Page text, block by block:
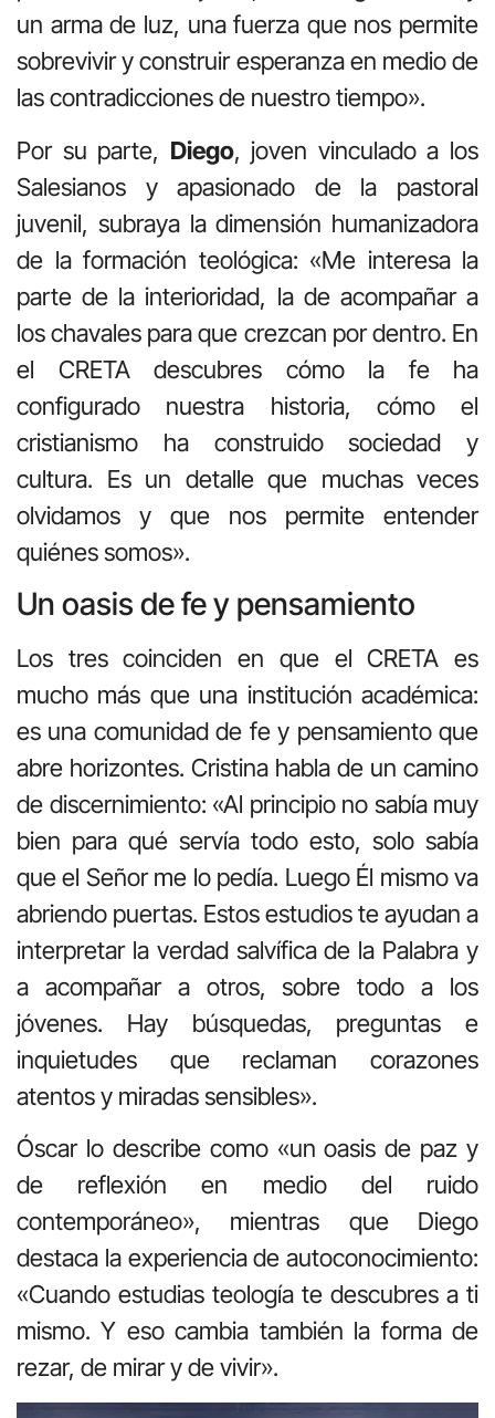
un arma de luz, una fuerza que nos permite
sobrevivir y construir esperanza en medio de
las contradicciones de nuestro tiempo».
Por su parte, Diego, joven vinculado a los
Salesianos y apasionado de la pastoral
juvenil, subraya la dimensión humanizadora
de la formación teológica: «Me interesa la
parte de la interioridad, la de acompañar a
los chavales para que crezcan por dentro. En
el CRETA descubres cómo la fe ha
configurado nuestra historia, cómo el
cristianismo ha construido sociedad y
cultura. Es un detalle que muchas veces
olvidamos y que nos permite entender
quiénes somos».
Un oasis de fe y pensamiento
Los tres coinciden en que el CRETA es
mucho más que una institución académica:
es una comunidad de fe y pensamiento que
abre horizontes. Cristina habla de un camino
de discernimiento: «Al principio no sabía muy
bien para qué servía todo esto, solo sabía
que el Señor me lo pedía. Luego Él mismo va
abriendo puertas. Estos estudios te ayudan a
interpretar la verdad salvífica de la Palabra y
a acompañar a otros, sobre todo a los
jóvenes. Hay búsquedas, preguntas e
inquietudes que reclaman corazones
atentos y miradas sensibles».
Óscar lo describe como «un oasis de paz y
de reflexión en medio del ruido
contemporáneo», mientras que Diego
destaca la experiencia de autoconocimiento:
«Cuando estudias teología te descubres a ti
mismo. Y eso cambia también la forma de
rezar, de mirar y de vivir».